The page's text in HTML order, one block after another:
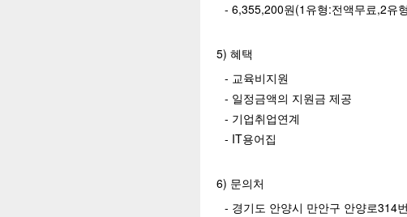
- 6,355,200원(1유형:전액무료,2유
5) 혜택
- 교육비지원
- 일정금액의 지원금 제공
- 기업취업연계
- IT용어집
6) 문의처
- 경기도 안양시 만안구 안양로314